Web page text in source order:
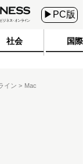
▶PC版
社会 国際
イン Mac